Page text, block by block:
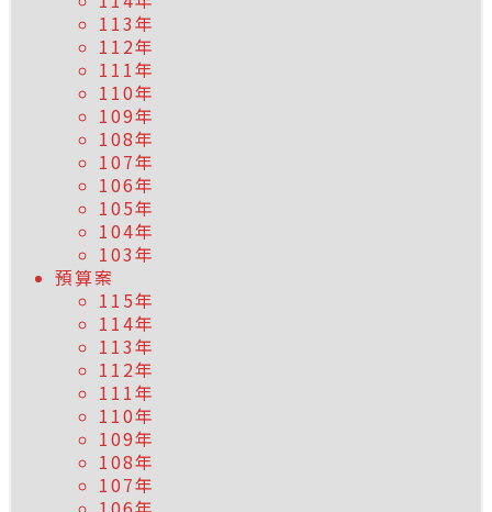
113年
112年
111年
110年
109年
108年
107年
106年
105年
104年
103年
預算案
115年
114年
113年
112年
111年
110年
109年
108年
107年